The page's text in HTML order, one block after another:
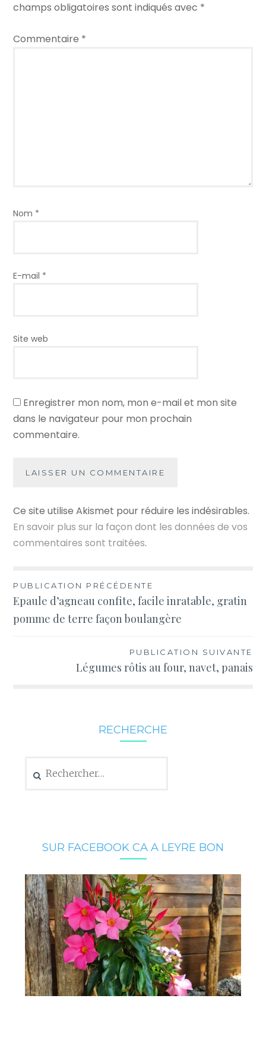
champs obligatoires sont indiqués avec *
Commentaire *
Nom *
E-mail *
Site web
Enregistrer mon nom, mon e-mail et mon site
dans le navigateur pour mon prochain
commentaire.
Ce site utilise Akismet pour réduire les indésirables.
En savoir plus sur la façon dont les données de vos
commentaires sont traitées.
Navigation
de
l’article
PUBLICATION PRÉCÉDENTE
Epaule d’agneau confite, facile inratable, gratin
pomme de terre façon boulangère
PUBLICATION SUIVANTE
Légumes rôtis au four, navet, panais
RECHERCHE
SUR FACEBOOK CA A LEYRE BON